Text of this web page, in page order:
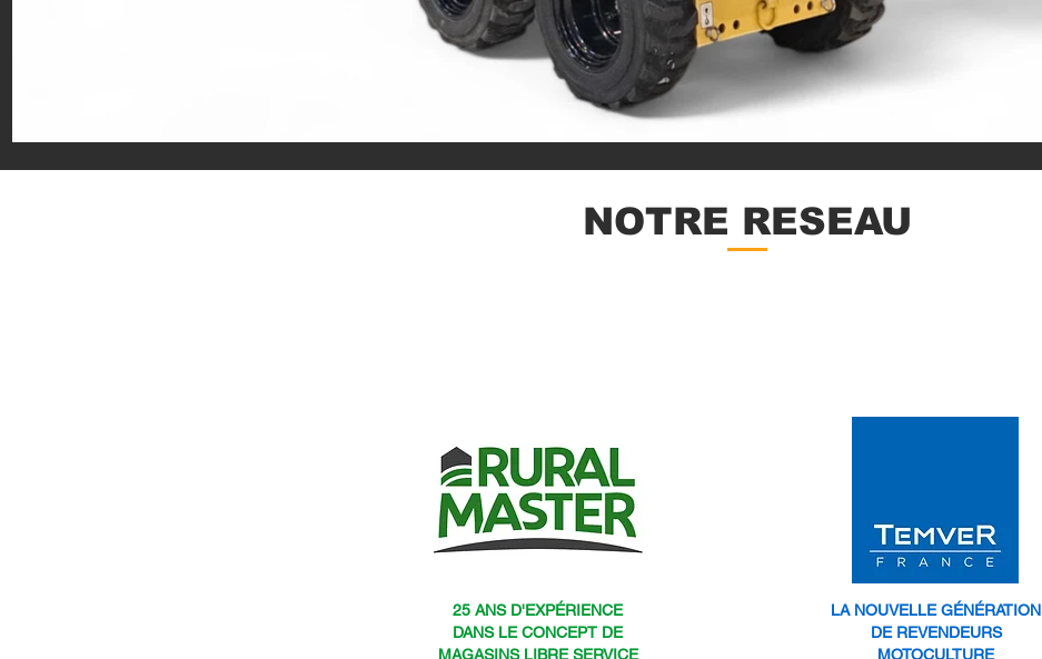
NOTRE RESEAU
25 ANS D'EXPÉRIENCE
DANS LE CONCEPT DE
MAGASINS LIBRE SERVICE
LA NOUVELLE GÉNÉRATION
DE REVENDEURS
MOTOCULTURE